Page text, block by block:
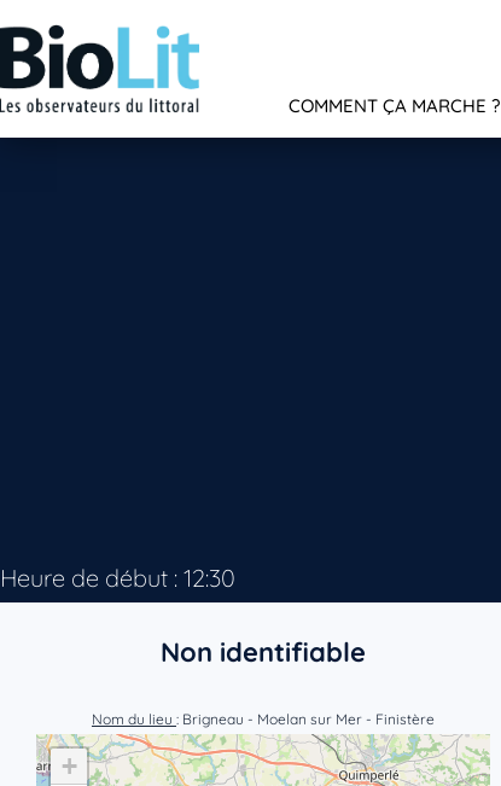
COMMENT ÇA MARCHE ?
Heure de début : 12:30
Non identifiable
Nom du lieu : Brigneau - Moelan sur Mer - Finistère
+